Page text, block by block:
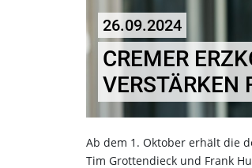
26.09.2024
CREMER
VERSTÄRKEN
Ab dem 1. Oktober erhält die
Tim Grottendieck und Frank